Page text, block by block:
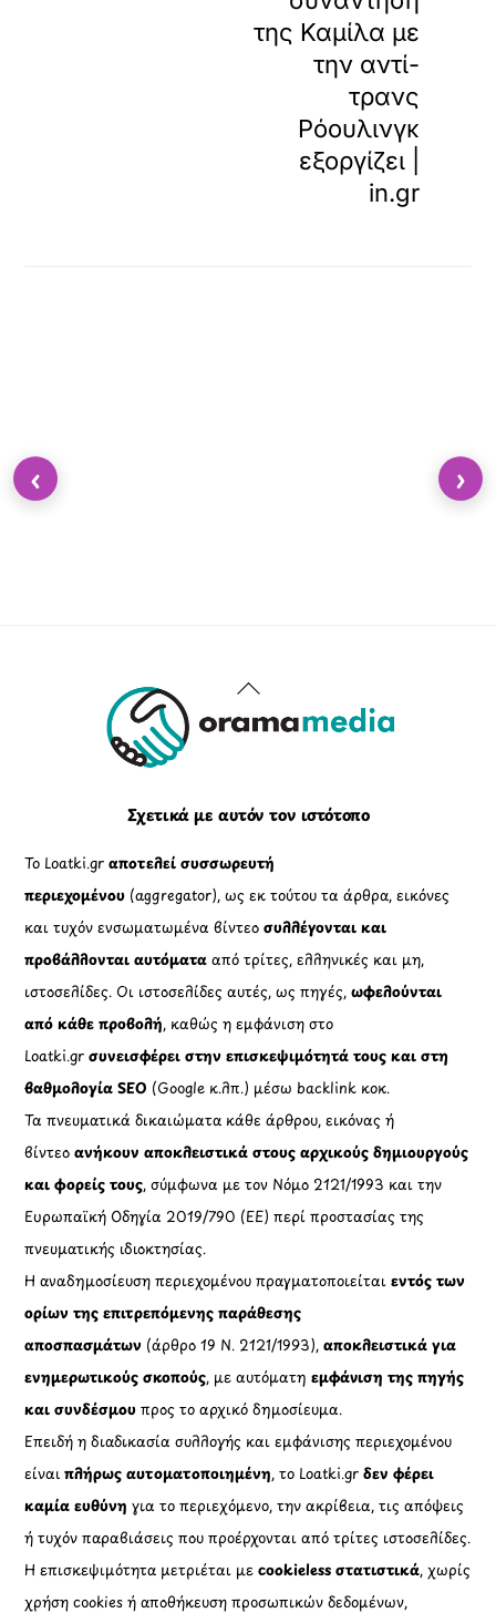
της Καμίλα με
την αντί-
τρανς
Ρόουλινγκ
εξοργίζει |
in.gr
Back
To
Σχετικά με αυτόν τον ιστότοπο
Το Loatki.grαποτελεί συσσωρευτή
περιεχομένου (aggregator), ως εκ τούτου τα άρθρα, εικόνες
και τυχόν ενσωματωμένα βίντεοσυλλέγονται και
προβάλλονται αυτόματααπό τρίτες, ελληνικές και μη,
ιστοσελίδες. Οι ιστοσελίδες αυτές, ως πηγές,ωφελούνται
από κάθε προβολή, καθώς η εμφάνιση στο
Loatki.gr συνεισφέρει στην επισκεψιμότητά τους και στη
βαθμολογία SEO (Google κ.λπ.) μέσω backlink κοκ.
Τα πνευματικά δικαιώματα κάθε άρθρου, εικόνας ή
βίντεοανήκουν αποκλειστικά στους αρχικούς δημιουργούς
και φορείς τους, σύμφωνα με τον Νόμο 2121/1993 και την
Ευρωπαϊκή Οδηγία 2019/790 (ΕΕ) περί προστασίας της
πνευματικής ιδιοκτησίας.
Η αναδημοσίευση περιεχομένου πραγματοποιείταιεντός των
ορίων της επιτρεπόμενης παράθεσης
αποσπασμάτων (άρθρο 19 Ν. 2121/1993), αποκλειστικά για
ενημερωτικούς σκοπούς, με αυτόματηεμφάνιση της πηγής
και συνδέσμου προς το αρχικό δημοσίευμα.
Επειδή η διαδικασία συλλογής και εμφάνισης περιεχομένου
είναιπλήρως αυτοματοποιημένη, το Loatki.grδεν φέρει
καμία ευθύνη για το περιεχόμενο, την ακρίβεια, τις απόψεις
ή τυχόν παραβιάσεις που προέρχονται από τρίτες ιστοσελίδες.
Η επισκεψιμότητα μετριέται μεcookieless στατιστικά, χωρίς
χρήση cookies ή αποθήκευση προσωπικών δεδομένων,
‹ ›